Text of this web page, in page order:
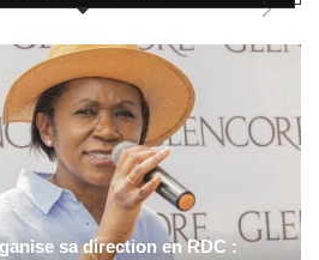
sa direction en RDC :